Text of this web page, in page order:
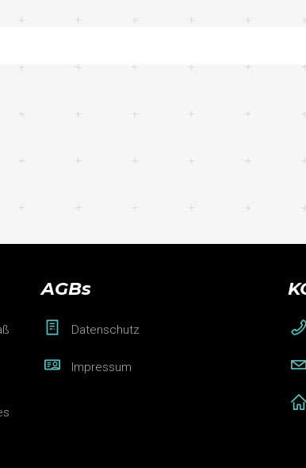
AGBs
Datenschutz
Impressum